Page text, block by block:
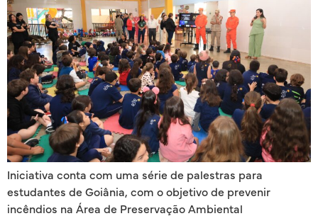
Iniciativa conta com uma série de palestras para
estudantes de Goiânia, com o objetivo de prevenir
incêndios na Área de Preservação Ambiental